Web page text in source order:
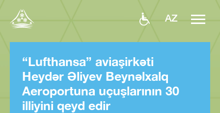
AZ
“Lufthansa” aviaşirkəti
Heydər Əliyev Beynəlxalq
Aeroportuna uçuşlarının 30
illiyini qeyd edir